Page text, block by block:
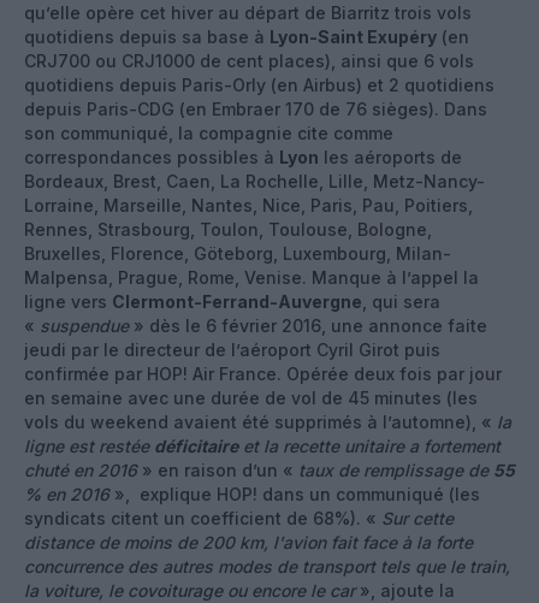
qu’elle opère cet hiver au départ de Biarritz trois vols
quotidiens depuis sa base à Lyon-Saint Exupéry (en
CRJ700 ou CRJ1000 de cent places), ainsi que 6 vols
quotidiens depuis Paris-Orly (en Airbus) et 2 quotidiens
depuis Paris-CDG (en Embraer 170 de 76 sièges). Dans
son communiqué, la compagnie cite comme
correspondances possibles à Lyon les aéroports de
Bordeaux, Brest, Caen, La Rochelle, Lille, Metz-Nancy-
Lorraine, Marseille, Nantes, Nice, Paris, Pau, Poitiers,
Rennes, Strasbourg, Toulon, Toulouse, Bologne,
Bruxelles, Florence, Göteborg, Luxembourg, Milan-
Malpensa, Prague, Rome, Venise. Manque à l’appel la
ligne vers Clermont-Ferrand-Auvergne , qui sera
« suspendue» dès le 6 février 2016, une annonce faite
jeudi par le directeur de l’aéroport Cyril Girot puis
confirmée par HOP! Air France. Opérée deux fois par jour
en semaine avec une durée de vol de 45 minutes (les
vols du weekend avaient été supprimés à l’automne), « la
ligne est restée déficitaireet la recette unitaire a fortement
chuté en 2016» en raison d’un « taux de remplissage de 55
% en 2016», explique HOP! dans un communiqué (les
syndicats citent un coefficient de 68%). « Sur cette
distance de moins de 200 km, l'avion fait face à la forte
concurrence des autres modes de transport tels que le train,
la voiture, le covoiturage ou encore le car», ajoute la